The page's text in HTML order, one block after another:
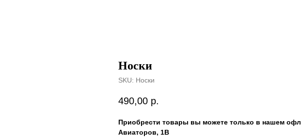
Носки
SKU: Носки
490,00 р.
Приобрести товары вы можете только в нашем
Авиаторов, 1В